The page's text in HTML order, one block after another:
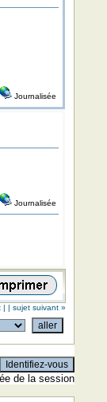
Journalisée
Journalisée
| | sujet suivant »
de la session